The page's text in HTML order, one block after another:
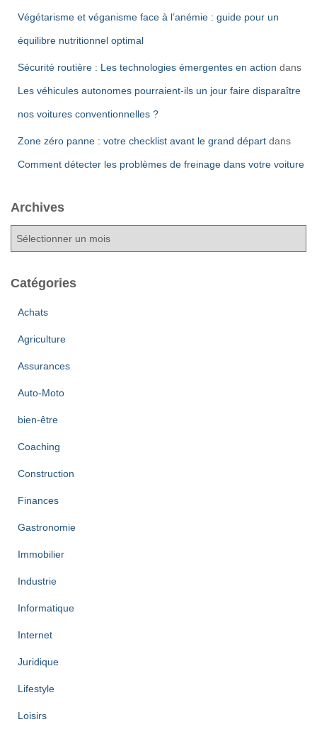
Végétarisme et véganisme face à l’anémie : guide pour un
équilibre nutritionnel optimal
Sécurité routière : Les technologies émergentes en action dans
Les véhicules autonomes pourraient-ils un jour faire disparaître
nos voitures conventionnelles ?
Zone zéro panne : votre checklist avant le grand départ dans
Comment détecter les problèmes de freinage dans votre voiture
Archives
h
Catégories
Achats
Agriculture
Assurances
Auto-Moto
bien-être
Coaching
Construction
Finances
Gastronomie
Immobilier
Industrie
Informatique
Internet
Juridique
Lifestyle
Loisirs